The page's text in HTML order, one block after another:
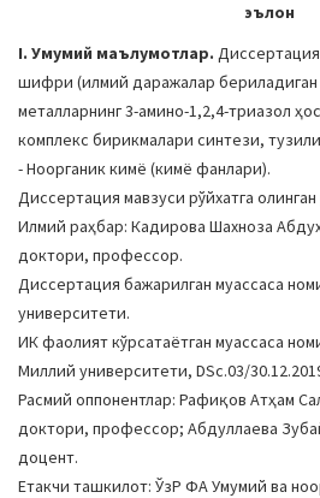
a
t
i
o
n
эълон
I. Умумий маълумотлар.
шифри (илмий даражалар
металларнинг 3-амино-1,2,4-триазол
комплекс бирикмалари синтези,
- Ноорганик кимё (кимё фанлари).
Диссертация мавзуси рўйхатга
Илмий раҳбар: Кадирова Шахноза
доктори, профессор.
Диссертация бажарилган муассаса
университети.
ИК фаолият кўрсатаётган муассаса
Миллий университети, DSc.03/
Расмий оппонентлар: Рафиқов Атҳам
доктори, профессор; Абдуллаева
доцент.
Етакчи ташкилот: ЎзР ФА Умумий ва